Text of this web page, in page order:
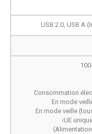
USB 2.0, USB A
Consommation
En mode
En mode veille
‹UE